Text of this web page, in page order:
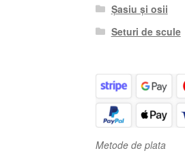
Șasiu și osii
Seturi de scule
Metode de plata